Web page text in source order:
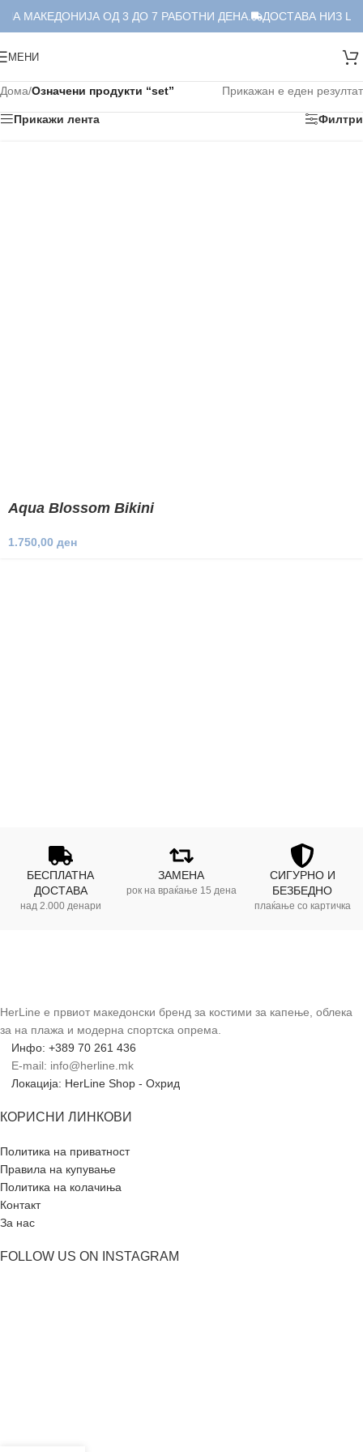
МАКЕДОНИЈА ОД 3 ДО 7 РАБОТНИ ДЕНА. ДОСТАВА НИЗ
МЕНИ
Дома/Означени продукти “set” Прикажан е еден резултат
Прикажи лента Филтри
Aqua Blossom Bikini
1.750,00 ден
БЕСПЛАТНА
ДОСТАВА
над 2.000 денари
ЗАМЕНА
рок на враќање 15 дена
СИГУРНО И
БЕЗБЕДНО
плаќање со картичка
HerLine е првиот македонски бренд за костими за капење, облека
за на плажа и модерна спортска опрема.
Инфо: +389 70 261 436
E-mail: info@herline.mk
Локација: HerLine Shop - Охрид
КОРИСНИ ЛИНКОВИ
Политика на приватност
Правила на купување
Политика на колачиња
Контакт
За нас
FOLLOW US ON INSTAGRAM